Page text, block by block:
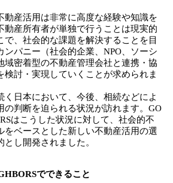
産活用は非常に高度な経験や知識を
動産所有者が単独で行うことは現実的
で、社会的な課題を解決することを目
ンパニー（社会的企業、NPO、ソーシ
域密着型の不動産管理会社と連携・協
検討・実現していくことが求められま
日本において、今後、相続などによ
の判断を迫られる状況が訪れます。GO
はこうした状況に対して、社会的不
をベースとした新しい不動産活用の選
し開発されました。
でできること